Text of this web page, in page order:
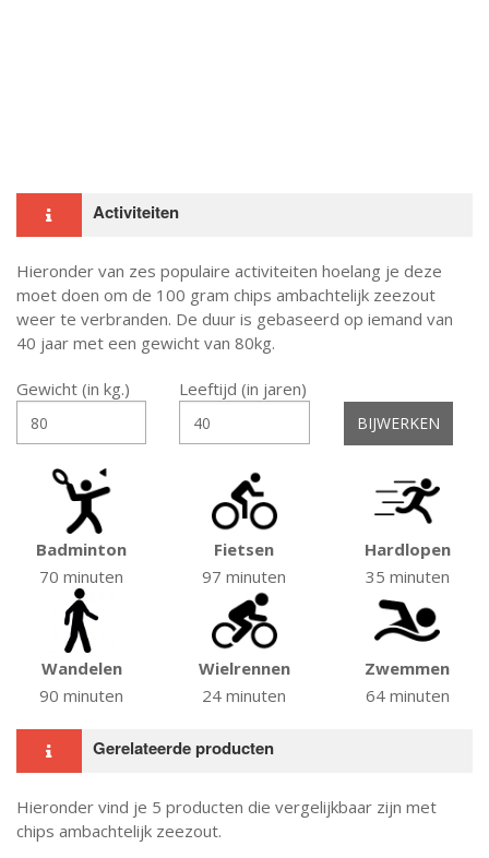
Activiteiten
Hieronder van zes populaire activiteiten hoelang je deze
moet doen om de 100 gram chips ambachtelijk zeezout
weer te verbranden. De duur is gebaseerd op iemand van
40 jaar met een gewicht van 80kg.
Gewicht (in kg.) Leeftijd (in jaren)
Badminton
70 minuten
Fietsen
97 minuten
Hardlopen
35 minuten
Wandelen
90 minuten
Wielrennen
24 minuten
Zwemmen
64 minuten
Gerelateerde producten
Hieronder vind je 5 producten die vergelijkbaar zijn met
chips ambachtelijk zeezout.